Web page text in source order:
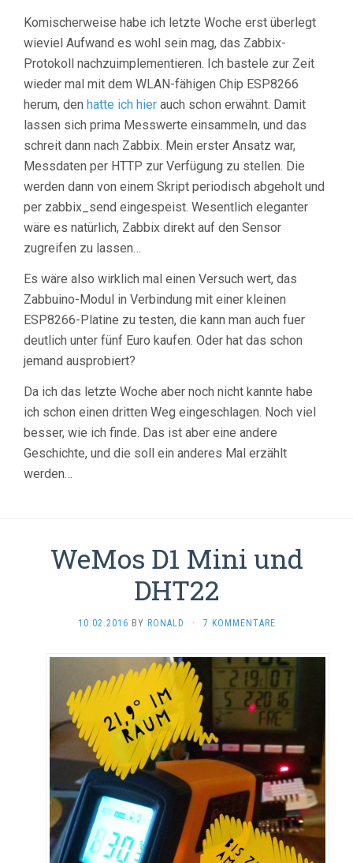
Komischerweise habe ich letzte Woche erst überlegt
wieviel Aufwand es wohl sein mag, das Zabbix-
Protokoll nachzuimplementieren. Ich bastele zur Zeit
wieder mal mit dem WLAN-fähigen Chip ESP8266
herum, den hatte ich hier auch schon erwähnt. Damit
lassen sich prima Messwerte einsammeln, und das
schreit dann nach Zabbix. Mein erster Ansatz war,
Messdaten per HTTP zur Verfügung zu stellen. Die
werden dann von einem Skript periodisch abgeholt und
per zabbix_send eingespeist. Wesentlich eleganter
wäre es natürlich, Zabbix direkt auf den Sensor
zugreifen zu lassen…
Es wäre also wirklich mal einen Versuch wert, das
Zabbuino-Modul in Verbindung mit einer kleinen
ESP8266-Platine zu testen, die kann man auch fuer
deutlich unter fünf Euro kaufen. Oder hat das schon
jemand ausprobiert?
Da ich das letzte Woche aber noch nicht kannte habe
ich schon einen dritten Weg eingeschlagen. Noch viel
besser, wie ich finde. Das ist aber eine andere
Geschichte, und die soll ein anderes Mal erzählt
werden…
WeMos D1 Mini und
DHT22
10.02.2016 BY RONALD · 7 KOMMENTARE